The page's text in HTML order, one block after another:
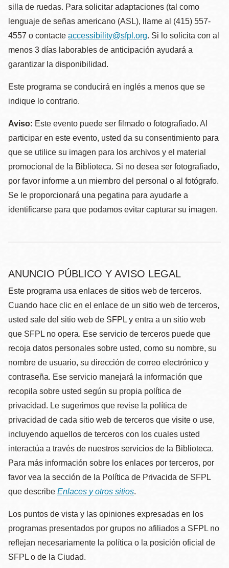
silla de ruedas. Para solicitar adaptaciones (tal como
lenguaje de señas americano (ASL), llame al (415) 557-
4557 o contacte accessibility@sfpl.org. Si lo solicita con al
menos 3 días laborables de anticipación ayudará a
garantizar la disponibilidad.
Este programa se conducirá en inglés a menos que se
indique lo contrario.
Aviso: Este evento puede ser filmado o fotografiado. Al
participar en este evento, usted da su consentimiento para
que se utilice su imagen para los archivos y el material
promocional de la Biblioteca. Si no desea ser fotografiado,
por favor informe a un miembro del personal o al fotógrafo.
Se le proporcionará una pegatina para ayudarle a
identificarse para que podamos evitar capturar su imagen.
ANUNCIO PÚBLICO Y AVISO LEGAL
Este programa usa enlaces de sitios web de terceros.
Cuando hace clic en el enlace de un sitio web de terceros,
usted sale del sitio web de SFPL y entra a un sitio web
que SFPL no opera. Ese servicio de terceros puede que
recoja datos personales sobre usted, como su nombre, su
nombre de usuario, su dirección de correo electrónico y
contraseña. Ese servicio manejará la información que
recopila sobre usted según su propia política de
privacidad. Le sugerimos que revise la política de
privacidad de cada sitio web de terceros que visite o use,
incluyendo aquellos de terceros con los cuales usted
interactúa a través de nuestros servicios de la Biblioteca.
Para más información sobre los enlaces por terceros, por
favor vea la sección de la Política de Privacida de SFPL
que describe Enlaces y otros sitios.
Los puntos de vista y las opiniones expresadas en los
programas presentados por grupos no afiliados a SFPL no
reflejan necesariamente la política o la posición oficial de
SFPL o de la Ciudad.